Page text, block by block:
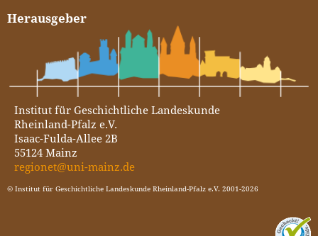
Herausgeber
Institut für Geschichtliche Landeskunde
Rheinland-Pfalz e.V.
Isaac-Fulda-Allee 2B
55124 Mainz
regionet@uni-mainz.de
© Institut für Geschichtliche Landeskunde Rheinland-Pfalz e.V. 2001-2026